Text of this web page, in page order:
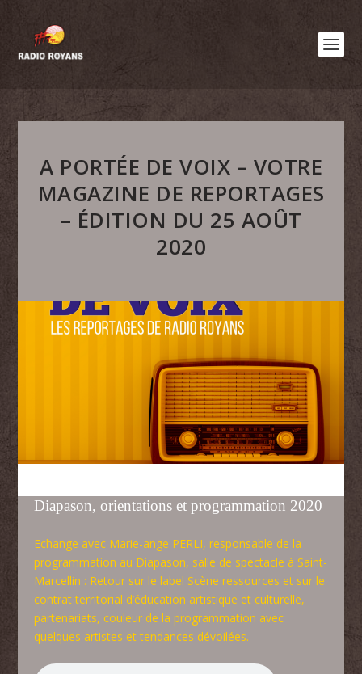
A PORTÉE DE VOIX – VOTRE
MAGAZINE DE REPORTAGES
– ÉDITION DU 25 AOÛT
2020
Diapason, orientations et programmation 2020
Echange avec Marie-ange PERLI, responsable de la
programmation au Diapason, salle de spectacle à Saint-
Marcellin : Retour sur le label Scène ressources et sur le
contrat territorial d’éducation artistique et culturelle,
partenariats, couleur de la programmation avec
quelques artistes et tendances dévoilées.